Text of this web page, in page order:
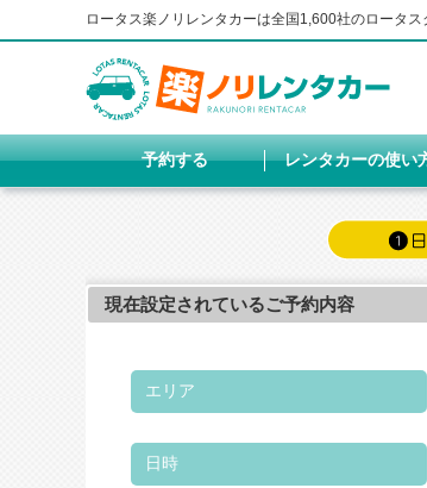
ロータス楽ノリレンタカーは全国1,600社のロータ
予約する レンタカーの使い
現在設定されているご予約内容
エリア
日時